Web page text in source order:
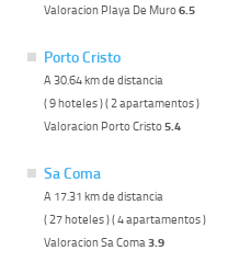
Valoracion Playa De Muro6.5
Porto Cristo
A 30.64 km de distancia
( 9 hoteles ) ( 2 apartamentos )
Valoracion Porto Cristo5.4
Sa Coma
A 17.31 km de distancia
( 27 hoteles ) ( 4 apartamentos )
Valoracion Sa Coma 3.9